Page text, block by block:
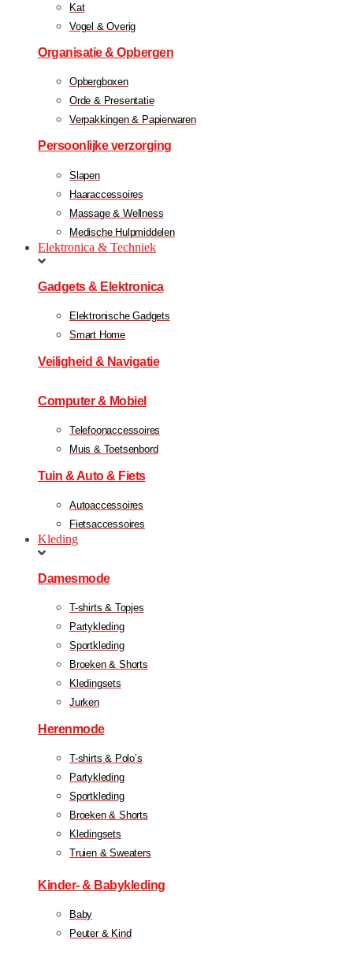
Kat
Vogel & Overig
Organisatie & Opbergen
Opbergboxen
Orde & Presentatie
Verpakkingen & Papierwaren
Persoonlijke verzorging
Slapen
Haaraccessoires
Massage & Wellness
Medische Hulpmiddelen
Elektronica & Techniek
Gadgets & Elektronica
Elektronische Gadgets
Smart Home
Veiligheid & Navigatie
Computer & Mobiel
Telefoonaccessoires
Muis & Toetsenbord
Tuin & Auto & Fiets
Autoaccessoires
Fietsaccessoires
Kleding
Damesmode
T-shirts & Topjes
Partykleding
Sportkleding
Broeken & Shorts
Kledingsets
Jurken
Herenmode
T-shirts & Polo’s
Partykleding
Sportkleding
Broeken & Shorts
Kledingsets
Truien & Sweaters
Kinder- & Babykleding
Baby
Peuter & Kind